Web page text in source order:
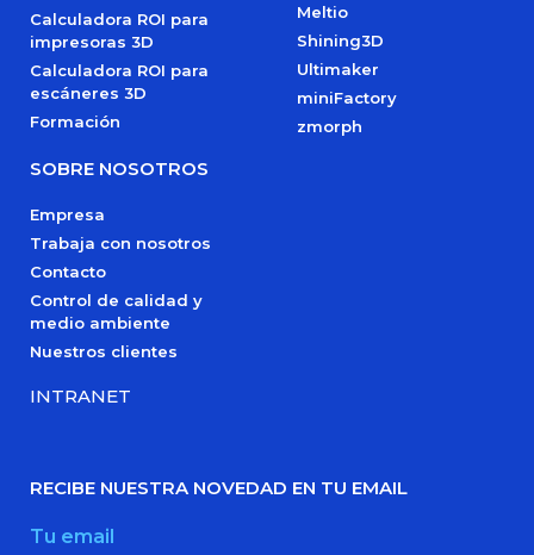
Calculadora ROI para
impresoras 3D
Calculadora ROI para
escáneres 3D
Formación
SOBRE NOSOTROS
Empresa
Trabaja con nosotros
Contacto
Control de calidad y
medio ambiente
Nuestros clientes
INTRANET
Meltio
Shining3D
Ultimaker
miniFactory
zmorph
RECIBE NUESTRA NOVEDAD EN TU EMAIL
Tu email